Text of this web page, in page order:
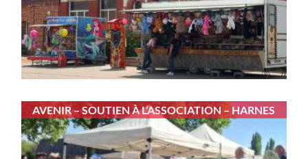
AVENIR – SOUTIEN À L’ASSOCIATION – HARNES